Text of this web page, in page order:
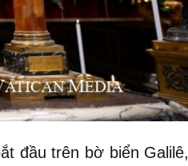
đầu trên bờ biển Galilê,